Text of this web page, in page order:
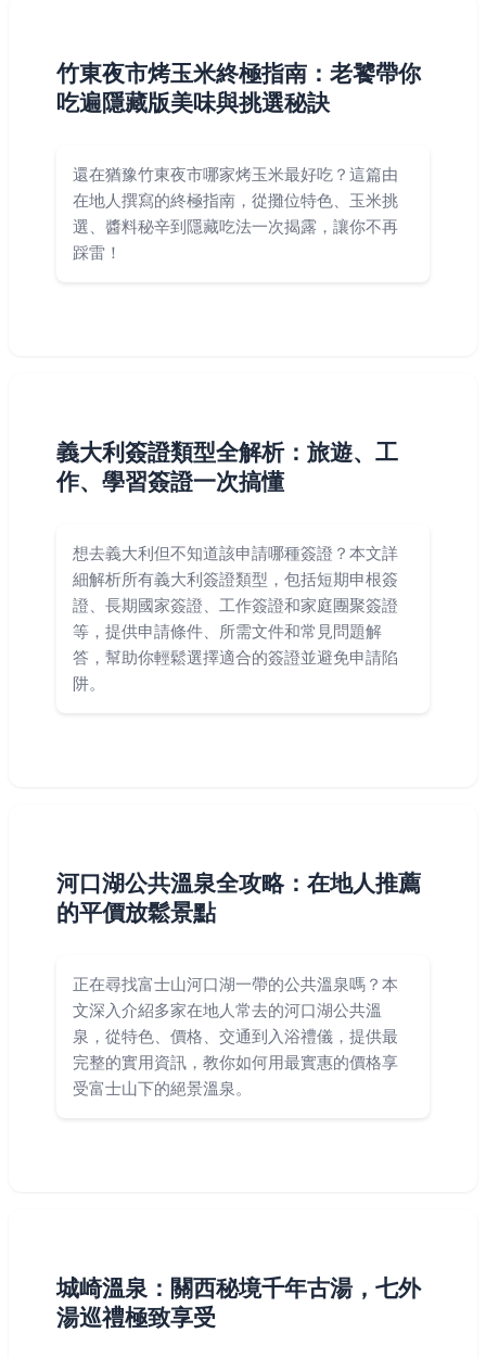
竹東夜市烤玉米終極指南：老饕帶你
吃遍隱藏版美味與挑選秘訣
還在猶豫竹東夜市哪家烤玉米最好吃？這篇由
在地人撰寫的終極指南，從攤位特色、玉米挑
選、醬料秘辛到隱藏吃法一次揭露，讓你不再
踩雷！
義大利簽證類型全解析：旅遊、工
作、學習簽證一次搞懂
想去義大利但不知道該申請哪種簽證？本文詳
細解析所有義大利簽證類型，包括短期申根簽
證、長期國家簽證、工作簽證和家庭團聚簽證
等，提供申請條件、所需文件和常見問題解
答，幫助你輕鬆選擇適合的簽證並避免申請陷
阱。
河口湖公共溫泉全攻略：在地人推薦
的平價放鬆景點
正在尋找富士山河口湖一帶的公共溫泉嗎？本
文深入介紹多家在地人常去的河口湖公共溫
泉，從特色、價格、交通到入浴禮儀，提供最
完整的實用資訊，教你如何用最實惠的價格享
受富士山下的絕景溫泉。
城崎溫泉：關西秘境千年古湯，七外
湯巡禮極致享受